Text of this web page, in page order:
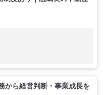
から経営判断・事業成長を